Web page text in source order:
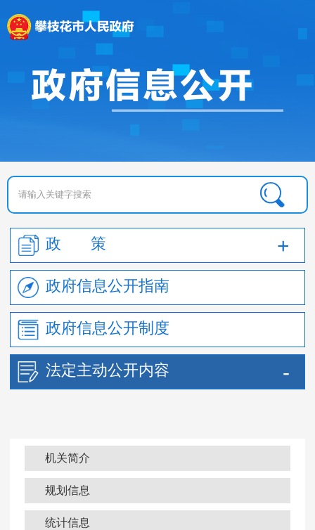
政 策
政府信息公开指南
政府信息公开制度
法定主动公开内容
机关简介
规划信息
统计信息